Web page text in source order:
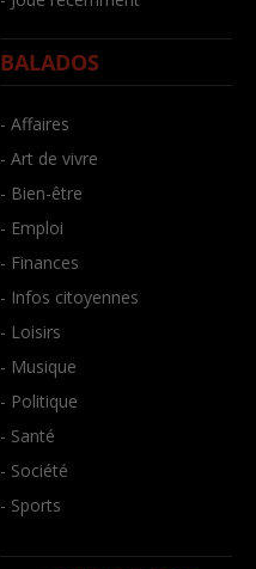
BALADOS
- Affaires
- Art de vivre
- Bien-être
- Emploi
- Finances
- Infos citoyennes
- Loisirs
- Musique
- Politique
- Santé
- Société
- Sports